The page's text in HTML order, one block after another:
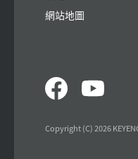
網站地圖
Copyright (C) 2026